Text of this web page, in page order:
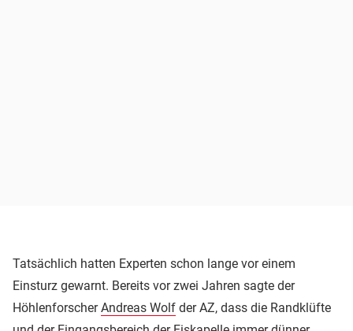
Tatsächlich hatten Experten schon lange vor einem
Einsturz gewarnt. Bereits vor zwei Jahren sagte der
HöhlenforscherAndreas Wolf der AZ, dass die Randklüfte